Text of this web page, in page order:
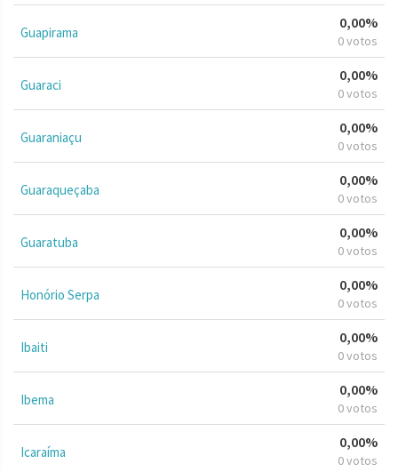
Guapirama
0,00%
0 votos
Guaraci
0,00%
0 votos
Guaraniaçu
0,00%
0 votos
Guaraqueçaba
0,00%
0 votos
Guaratuba
0,00%
0 votos
Honório Serpa
0,00%
0 votos
Ibaiti
0,00%
0 votos
Ibema
0,00%
0 votos
Icaraíma
0,00%
0 votos